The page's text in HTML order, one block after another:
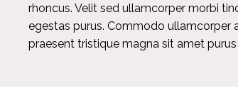
rhoncus. Velit sed ullamcorper morbi
egestas purus. Commodo ullamcorper
praesent tristique magna sit amet